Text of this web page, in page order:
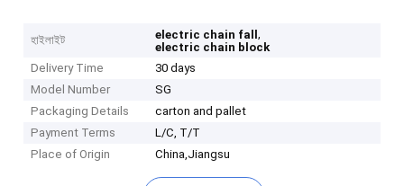
হাইলাইট electric chain fall,
electric chain block
Delivery Time
30 days
Model Number
SG
Packaging Details
carton and pallet
Payment Terms
L/C, T/T
Place of Origin
China,Jiangsu